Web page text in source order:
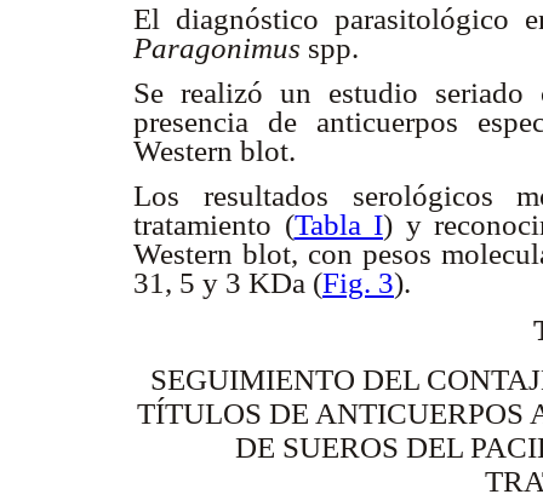
El diagnóstico parasitológico
Paragonimus spp.
Se realizó un estudio
presencia de anticuerpos
Western blot.
Los resultados serológicos
tratamiento (Tabla I) y
Western blot, con pesos
31, 5 y 3 KDa (Fig. 3).
SEGUIMIENTO DEL
TÍTULOS DE ANTICUERPOS
DE SUEROS DEL